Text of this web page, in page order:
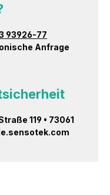
93926-77
Anfrage
119 • 73061